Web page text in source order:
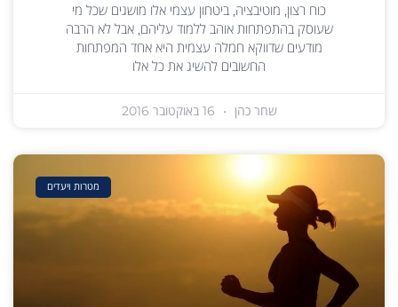
כוח רצון, מוטיבציה, ביטחון עצמי אלו מושגים שכל מי
שעוסק בהתפתחות אוהב ללמוד עליהם, אבל לא הרבה
מודעים שדווקא חמלה עצמית היא אחד המפתחות
החשובים להשיג את כל אלו
שחר כהן
מטרות ויעדים